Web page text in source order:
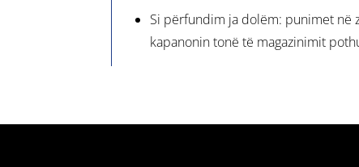
Si përfundim ja dolëm: punimet në
kapanonin tonë të magazinimit